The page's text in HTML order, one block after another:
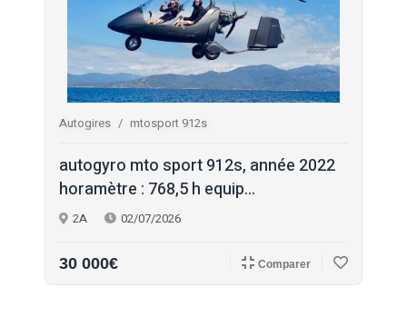
Autogires mtosport 912s
autogyro mto sport 912s, année 2022
horamètre : 768,5 h equip...
2A 02/07/2026
30 000€ Comparer